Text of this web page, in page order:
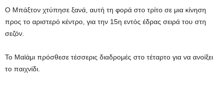
Ο Μπάξτον χτύπησε ξανά, αυτή τη φορά στο τρίτο σε μια κίνηση
προς το αριστερό κέντρο, για την 15η εντός έδρας σειρά του στη
σεζόν.
Το Μαϊάμι πρόσθεσε τέσσερις διαδρομές στο τέταρτο για να ανοίξει
το παιχνίδι.